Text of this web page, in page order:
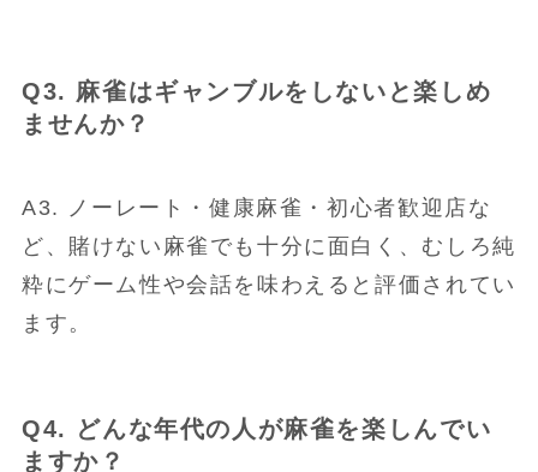
Q3. 麻雀はギャンブルをしないと楽しめ
ませんか？
A3. ノーレート・健康麻雀・初心者歓迎店な
ど、賭けない麻雀でも十分に面白く、むしろ純
粋にゲーム性や会話を味わえると評価されてい
ます。
Q4. どんな年代の人が麻雀を楽しんでい
ますか？